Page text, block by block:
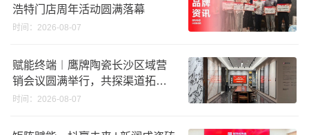
浩特门店周年活动圆满落幕
时间：2026-08-07
赋能终端︱鹰牌陶瓷长沙区域营
销会议圆满举行，共探渠道拓展
与门店升级新路径
时间：2026-08-07